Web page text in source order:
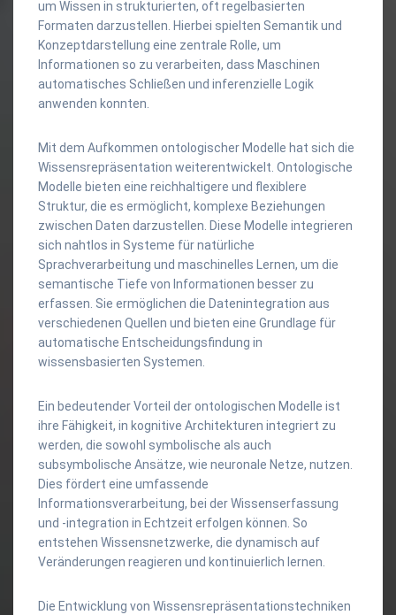
um Wissen in strukturierten, oft regelbasierten
Formaten darzustellen. Hierbei spielten Semantik und
Konzeptdarstellung eine zentrale Rolle, um
Informationen so zu verarbeiten, dass Maschinen
automatisches Schließen und inferenzielle Logik
anwenden konnten.
Mit dem Aufkommen ontologischer Modelle hat sich die
Wissensrepräsentation weiterentwickelt. Ontologische
Modelle bieten eine reichhaltigere und flexiblere
Struktur, die es ermöglicht, komplexe Beziehungen
zwischen Daten darzustellen. Diese Modelle integrieren
sich nahtlos in Systeme für natürliche
Sprachverarbeitung und maschinelles Lernen, um die
semantische Tiefe von Informationen besser zu
erfassen. Sie ermöglichen die Datenintegration aus
verschiedenen Quellen und bieten eine Grundlage für
automatische Entscheidungsfindung in
wissensbasierten Systemen.
Ein bedeutender Vorteil der ontologischen Modelle ist
ihre Fähigkeit, in kognitive Architekturen integriert zu
werden, die sowohl symbolische als auch
subsymbolische Ansätze, wie neuronale Netze, nutzen.
Dies fördert eine umfassende
Informationsverarbeitung, bei der Wissenserfassung
und -integration in Echtzeit erfolgen können. So
entstehen Wissensnetzwerke, die dynamisch auf
Veränderungen reagieren und kontinuierlich lernen.
Die Entwicklung von Wissensrepräsentationstechniken